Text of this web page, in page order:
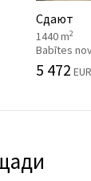
Сдают
1440 m2
Babītes
5 472